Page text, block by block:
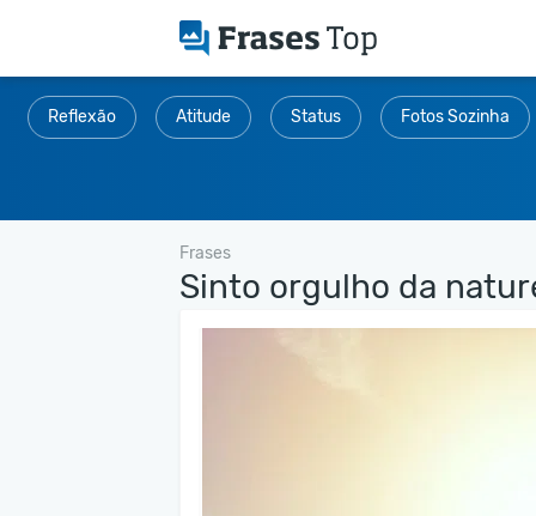
Reflexão Atitude Status Fotos Sozinha
Frases
Sinto orgulho da